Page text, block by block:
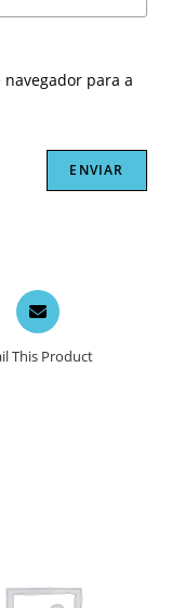
para a
Opens
in
a
new
This Product